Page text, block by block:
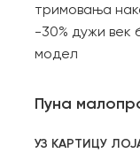
тримовања
-30% дужи век
модел
Пуна
УЗ КАРТИЦУ